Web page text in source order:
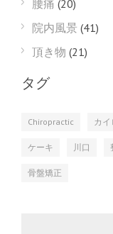
腰痛 (20)
院内風景 (41)
頂き物 (21)
タグ
Chiropractic カイ
ケーキ 川口
骨盤矯正